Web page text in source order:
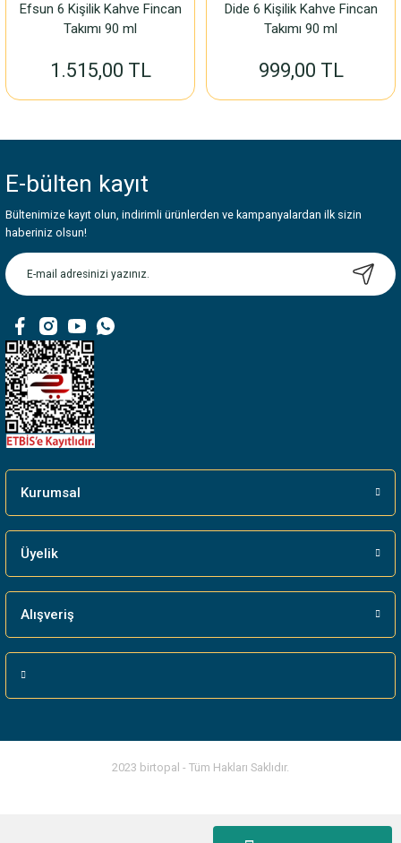
Efsun 6 Kişilik Kahve Fincan
Takımı 90 ml
1.515,00 TL
Dide 6 Kişilik Kahve Fincan
Takımı 90 ml
999,00 TL
E-bülten kayıt
Bültenimize kayıt olun, indirimli ürünlerden ve kampanyalardan ilk sizin
haberiniz olsun!
Kurumsal
Üyelik
Alışveriş
2023 birtopal - Tüm Hakları Saklıdır.